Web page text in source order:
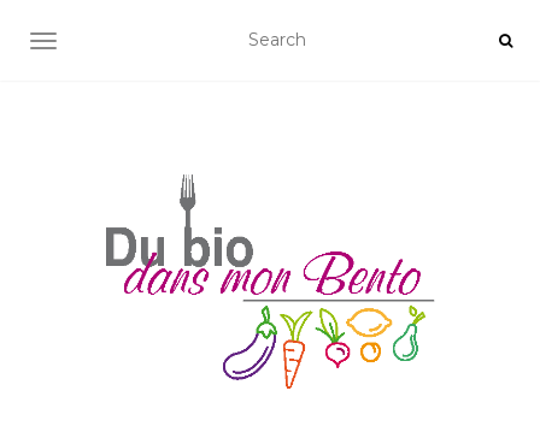
AFFICHER/MASQUER LA NAVIGATION